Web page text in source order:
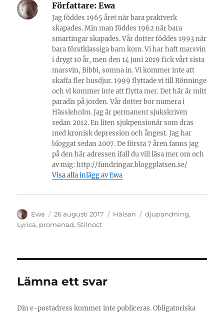
Författare: Ewa
Jag föddes 1965 året när bara praktverk
skapades. Min man föddes 1962 när bara
smartingar skapades. Vår dotter föddes 1993 när
bara förstklassiga barn kom. Vi har haft marsvin
i drygt 10 år, men den 14 juni 2019 fick vårt sista
marsvin, Bibbi, somna in. Vi kommer inte att
skaffa fler husdjur. 1999 flyttade vi till Rönninge
och vi kommer inte att flytta mer. Det här är mitt
paradis på jorden. Vår dotter bor numera i
Hässleholm. Jag är permanent sjukskriven
sedan 2012. En liten sjukpensionär som dras
med kronisk depression och ångest. Jag har
bloggat sedan 2007. De första 7 åren fanns jag
på den här adressen ifall du vill läsa mer om och
av mig: http://fundringar.bloggplatsen.se/
Visa alla inlägg av Ewa
Författare
Ewa
Publicerat
den
26 augusti 2017 Kategorier
Hälsan Etiketter
djupandning,
Lyrica, promenad,Stilnoct
Lämna ett svar
Din e-postadress kommer inte publiceras. Obligatoriska